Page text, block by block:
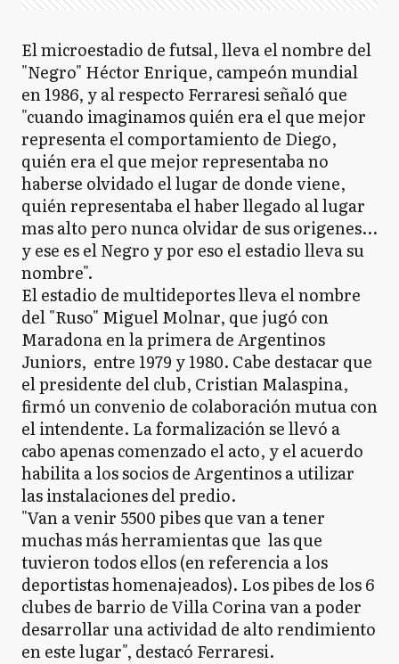
El microestadio de futsal, lleva el nombre del
"Negro" Héctor Enrique, campeón mundial
en 1986, y al respecto Ferraresi señaló que
"cuando imaginamos quién era el que mejor
representa el comportamiento de Diego,
quién era el que mejor representaba no
haberse olvidado el lugar de donde viene,
quién representaba el haber llegado al lugar
mas alto pero nunca olvidar de sus origenes...
y ese es el Negro y por eso el estadio lleva su
nombre".
El estadio de multideportes lleva el nombre
del "Ruso" Miguel Molnar, que jugó con
Maradona en la primera de Argentinos
Juniors, entre 1979 y 1980. Cabe destacar que
el presidente del club, Cristian Malaspina,
firmó un convenio de colaboración mutua con
el intendente. La formalización se llevó a
cabo apenas comenzado el acto, y el acuerdo
habilita a los socios de Argentinos a utilizar
las instalaciones del predio.
"Van a venir 5500 pibes que van a tener
muchas más herramientas que las que
tuvieron todos ellos (en referencia a los
deportistas homenajeados). Los pibes de los 6
clubes de barrio de Villa Corina van a poder
desarrollar una actividad de alto rendimiento
en este lugar", destacó Ferraresi.